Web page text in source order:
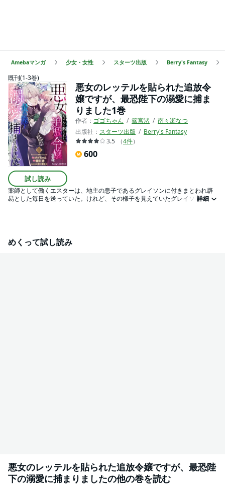
Amebaマンガ 少女・女性 スターツ出版 Berry's Fantasy
既刊(1-3巻)
試し読み
悪女のレッテルを貼られた追放令
嬢ですが、最恐陛下の溺愛に捕ま
りました1巻
作者： ゴゴちゃん 篠宮渚
南々瀬なつ
出版社： スターツ出版
Berry's Fantasy
3.5
（4件）
600
薬師として働くエスターは、地主の息子であるグレイソンに付きまとわれ辟
易とした毎日を送っていた。けれど、その様子を見えていたグレイソンの婚
ィストの婚約者のフリをすることになってしまい――!? 悪女のレッテルを貼
られてしまった少女と冷酷な獣と噂される最恐陛下の、仮初めの寵愛から始
詳細
めくって試し読み
悪女のレッテルを貼られた追放令嬢ですが、最恐陛
下の溺愛に捕まりましたの他の巻を読む